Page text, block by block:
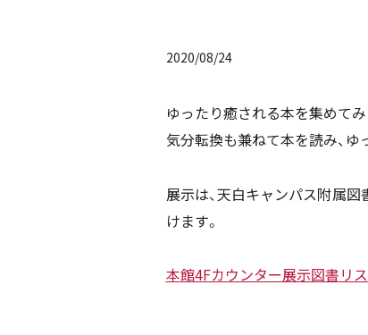
2020/08/24
ゆったり癒される本を集めてみ
気分転換も兼ねて本を読み、
展示は、天白キャンパス附属
けます。
本館4Fカウンター展示図書リ